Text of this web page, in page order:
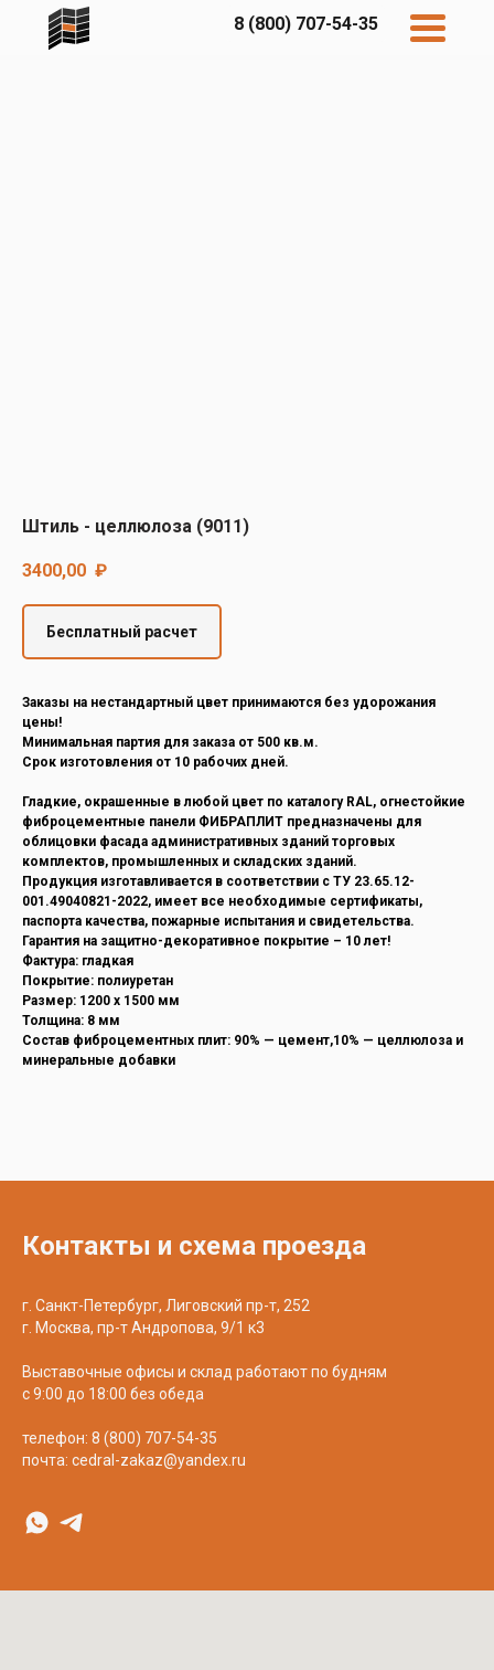
8 (800) 707-54-35
Штиль - целлюлоза (9011)
3400,00 ₽
Бесплатный расчет
Заказы на нестандартный цвет принимаются без удорожания
цены!
Минимальная партия для заказа от 500 кв.м.
Срок изготовления от 10 рабочих дней.
Гладкие, окрашенные в любой цвет по каталогу RAL, огнестойкие
фиброцементные панели ФИБРАПЛИТ предназначены для
облицовки фасада административных зданий торговых
комплектов, промышленных и складских зданий.
Продукция изготавливается в соответствии с ТУ 23.65.12-
001.49040821-2022, имеет все необходимые сертификаты,
паспорта качества, пожарные испытания и свидетельства.
Гарантия на защитно-декоративное покрытие – 10 лет!
Фактура: гладкая
Покрытие: полиуретан
Размер: 1200 х 1500 мм
Толщина: 8 мм
Состав фиброцементных плит: 90% — цемент,10% — целлюлоза и
минеральные добавки
Контакты и схема проезда
г. Санкт-Петербург, Лиговский пр-т, 252
г. Москва, пр-т Андропова, 9/1 к3
Выставочные офисы и склад работают по будням
с 9:00 до 18:00 без обеда
телефон: 8 (800) 707-54-35
почта: cedral-zakaz@yandex.ru